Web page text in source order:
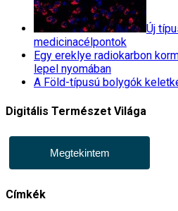
Új
medicinacélpontok
Egy ereklye radiokarbon
lepel nyomában
A Föld-típusú bolygók
Digitális Természet Világa
Megtekintem
Címkék